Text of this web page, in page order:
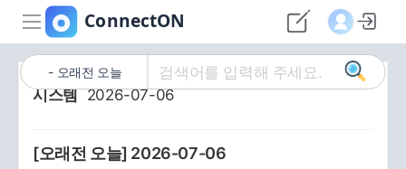
오래전 오늘
시스템 2026-07-06
[오래전 오늘] 2026-07-06